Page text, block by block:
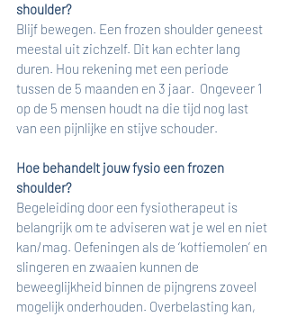
shoulder?
Blijf bewegen. Een frozen shoulder geneest
meestal uit zichzelf. Dit kan echter lang
duren. Hou rekening met een periode
tussen de 5 maanden en 3 jaar.  Ongeveer 1
op de 5 mensen houdt na die tijd nog last
van een pijnlijke en stijve schouder.
Hoe behandelt jouw fysio een frozen
shoulder?
Begeleiding door een fysiotherapeut is
belangrijk om te adviseren wat je wel en niet
kan/mag. Oefeningen als de ‘koffiemolen’ en
slingeren en zwaaien kunnen de
beweeglijkheid binnen de pijngrens zoveel
mogelijk onderhouden. Overbelasting kan,